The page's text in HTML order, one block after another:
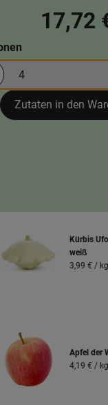
17,72
verringern
Zutaten in den
ändern
Kürbis
weiß
3,99 € / kg
ändern
Apfel der
4,19 € / kg